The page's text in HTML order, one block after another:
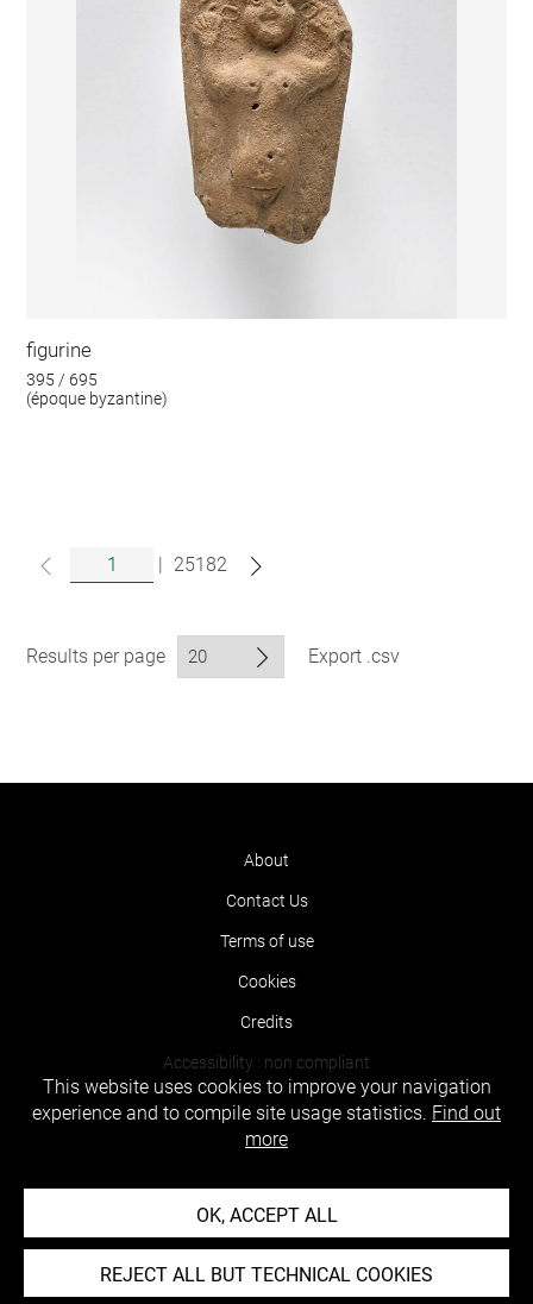
figurine
395 / 695
(époque byzantine)
| 25182
Results per page Export .csv
About
Contact Us
Terms of use
Cookies
Credits
Accessibility : non compliant
This website uses cookies to improve your navigation
experience and to compile site usage statistics. Find out
more
OK, ACCEPT ALL
REJECT ALL BUT TECHNICAL COOKIES